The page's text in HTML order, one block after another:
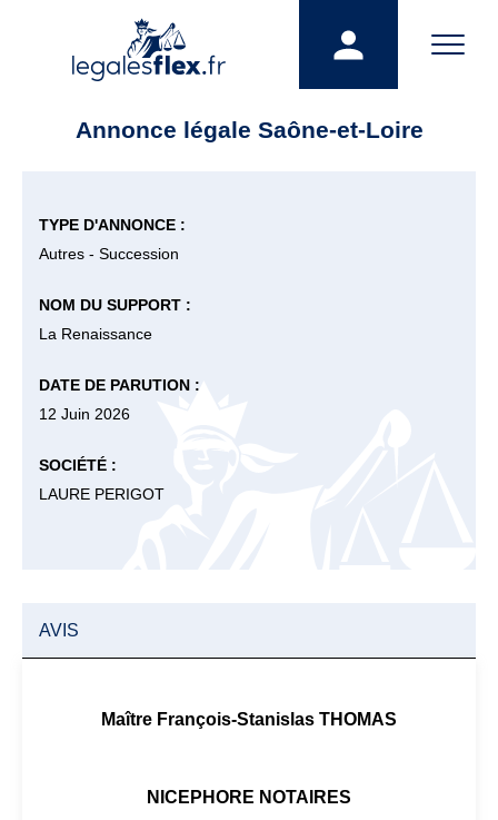
Annonce légale Saône-et-Loire
TYPE D'ANNONCE :
Autres - Succession
NOM DU SUPPORT :
La Renaissance
DATE DE PARUTION :
12 Juin 2026
SOCIÉTÉ :
LAURE PERIGOT
AVIS
Maître François-Stanislas THOMAS
NICEPHORE NOTAIRES